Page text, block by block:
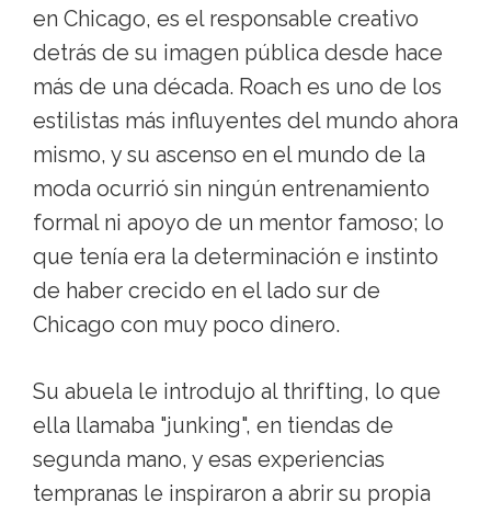
en Chicago, es el responsable creativo
detrás de su imagen pública desde hace
más de una década. Roach es uno de los
estilistas más influyentes del mundo ahora
mismo, y su ascenso en el mundo de la
moda ocurrió sin ningún entrenamiento
formal ni apoyo de un mentor famoso; lo
que tenía era la determinación e instinto
de haber crecido en el lado sur de
Chicago con muy poco dinero.
Su abuela le introdujo al thrifting, lo que
ella llamaba "junking", en tiendas de
segunda mano, y esas experiencias
tempranas le inspiraron a abrir su propia